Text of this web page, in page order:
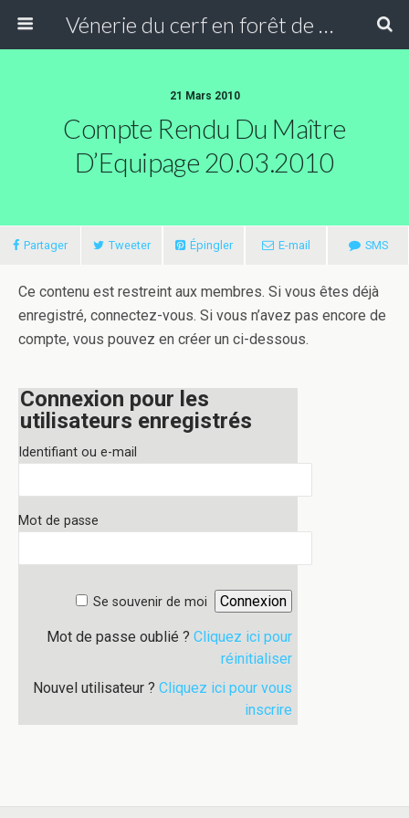
Vénerie du cerf en forêt de Compiègne
21 Mars 2010
Compte Rendu Du Maître
D’Equipage 20.03.2010
Partager Tweeter Épingler E-mail SMS
Ce contenu est restreint aux membres. Si vous êtes déjà
enregistré, connectez-vous. Si vous n’avez pas encore de
compte, vous pouvez en créer un ci-dessous.
Connexion pour les
utilisateurs enregistrés
Identifiant ou e-mail
Mot de passe
Se souvenir de moi
Mot de passe oublié ? Cliquez ici pour
réinitialiser
Nouvel utilisateur ? Cliquez ici pour vous
inscrire